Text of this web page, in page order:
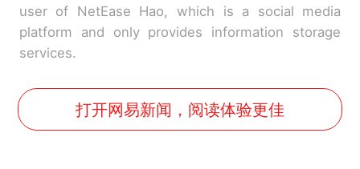
user of NetEase Hao, which is a social media
platform and only provides information storage
services.
打开网易新闻，阅读体验更佳